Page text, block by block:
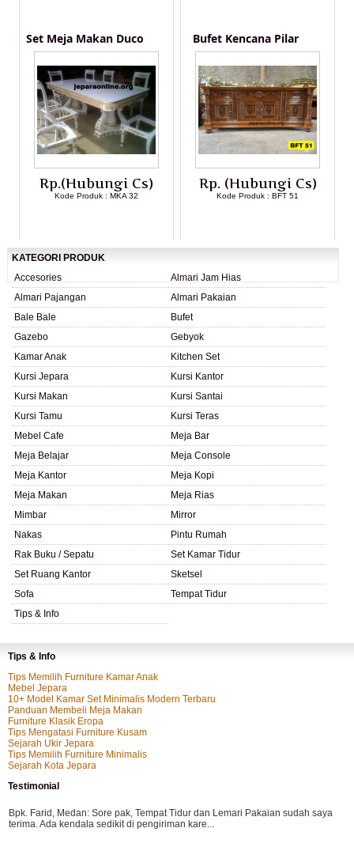
Set Meja Makan Duco
Rp.(Hubungi Cs)
Kode Produk : MKA 32
Bufet Kencana Pilar
Rp. (Hubungi Cs)
Kode Produk : BFT 51
KATEGORI PRODUK
Accesories
Almari Jam Hias
Almari Pajangan
Almari Pakaian
Bale Bale
Bufet
Gazebo
Gebyok
Kamar Anak
Kitchen Set
Kursi Jepara
Kursi Kantor
Kursi Makan
Kursi Santai
Kursi Tamu
Kursi Teras
Mebel Cafe
Meja Bar
Meja Belajar
Meja Console
Meja Kantor
Meja Kopi
Meja Makan
Meja Rias
Mimbar
Mirror
Nakas
Pintu Rumah
Rak Buku / Sepatu
Set Kamar Tidur
Set Ruang Kantor
Sketsel
Sofa
Tempat Tidur
Tips & Info
Tips & Info
Tips Memilih Furniture Kamar Anak
Mebel Jepara
10+ Model Kamar Set Minimalis Modern Terbaru
Panduan Membeli Meja Makan
Furniture Klasik Eropa
Tips Mengatasi Furniture Kusam
Sejarah Ukir Jepara
Tips Memilih Furniture Minimalis
Sejarah Kota Jepara
Testimonial
Bpk. Farid, Medan: Sore pak, Tempat Tidur dan Lemari Pakaian sudah saya
terima. Ada kendala sedikit di pengiriman kare...